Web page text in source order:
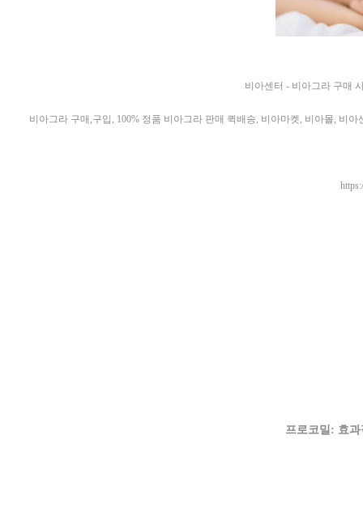
비아센터 - 비아그라 구매
비아그라 구매,구입, 100% 정품 비아그라 판매 퀵배송, 비아마켓, 비아몰, 비
프로코밀: 효